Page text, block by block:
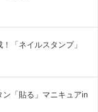
「ネイルスタンプ」
「貼る」マニキュアin